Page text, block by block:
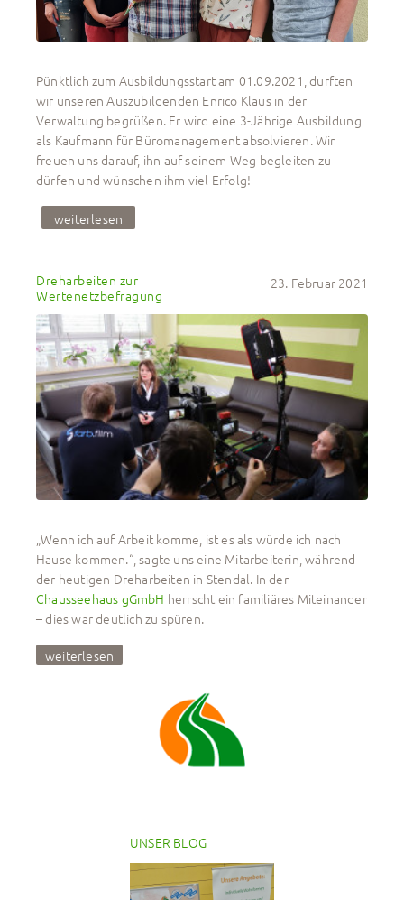
Pünktlich zum Ausbildungsstart am 01.09.2021, durften
wir unseren Auszubildenden Enrico Klaus in der
Verwaltung begrüßen. Er wird eine 3-Jährige Ausbildung
als Kaufmann für Büromanagement absolvieren. Wir
freuen uns darauf, ihn auf seinem Weg begleiten zu
dürfen und wünschen ihm viel Erfolg!
weiterlesen
23. Februar 2021
Dreharbeiten zur
Wertenetzbefragung
„Wenn ich auf Arbeit komme, ist es als würde ich nach
Hause kommen.“, sagte uns eine Mitarbeiterin, während
der heutigen Dreharbeiten in Stendal. In der
Chausseehaus gGmbH herrscht ein familiäres Miteinander
– dies war deutlich zu spüren.
weiterlesen
UNSER BLOG